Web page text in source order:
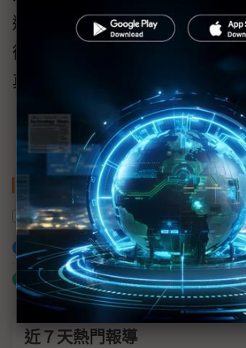
運算效能不再是瓶頸，品質檢測
後檢驗」 走向 「事前預防」，
真正的核心價值，讓智慧生產更
品質檢測 IPC
加入已選取到「關鍵字追蹤」
什麼是「關鍵字追蹤」
近７天熱門報導